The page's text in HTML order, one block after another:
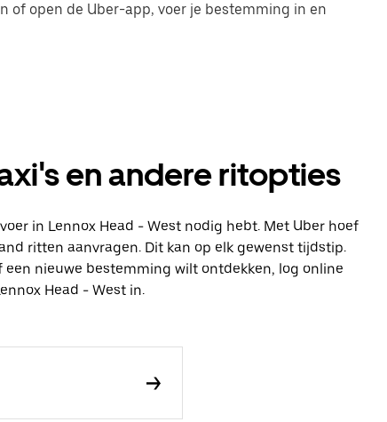
of open de Uber-app, voer je bestemming in en
en andere ritopties
in Lennox Head - West nodig hebt. Met Uber hoef
ritten aanvragen. Dit kan op elk gewenst tijdstip.
nieuwe bestemming wilt ontdekken, log online
Head - West in.